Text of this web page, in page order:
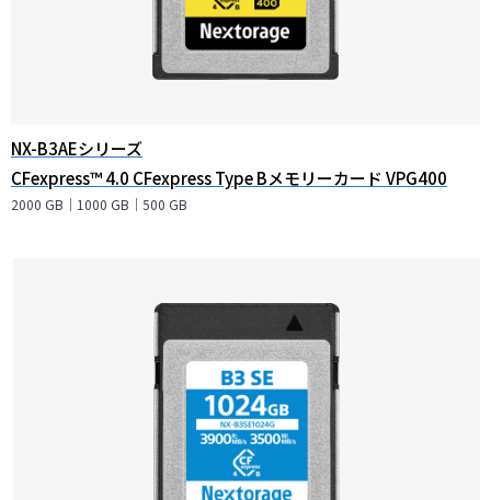
NX-B3AEシリーズ
CFexpress™ 4.0 CFexpress Type Bメモリーカード VPG400
2000 GB｜1000 GB｜500 GB